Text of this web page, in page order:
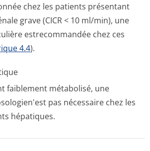
chez les patients présentant
grave (CICR < 10 ml/min), une
estrecommandée chez ces
4.4).
faiblement métabolisé, une
pas nécessaire chez les
hépatiques.